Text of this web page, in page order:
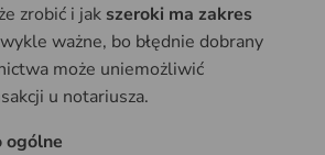
zrobić i jak szeroki ma zakres
ważne, bo błędnie dobrany
może uniemożliwić
u notariusza.
ogólne